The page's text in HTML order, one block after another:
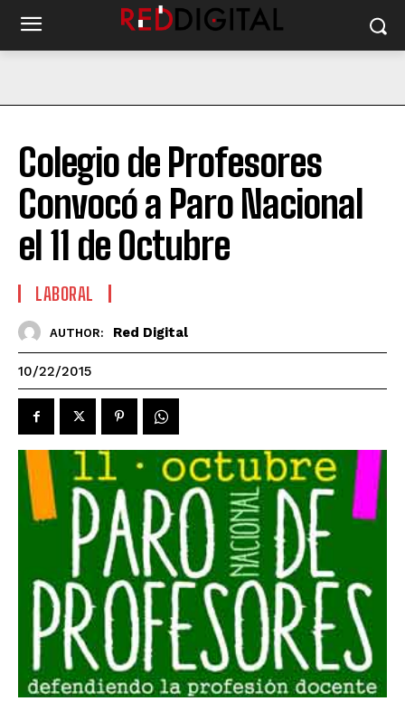
Colegio de Profesores
Convocó a Paro Nacional
el 11 de Octubre
LABORAL
AUTHOR: Red Digital
10/22/2015